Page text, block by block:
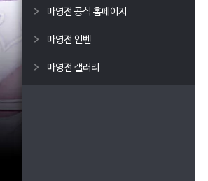
마영전 공식 홈페이지
마영전 인벤
마영전 갤러리